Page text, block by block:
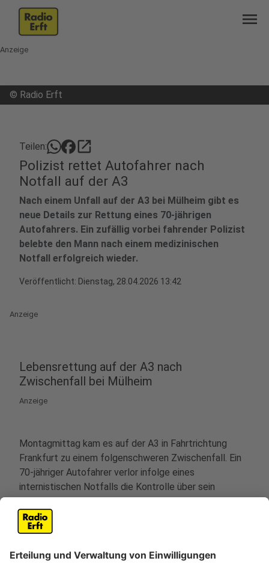
menu
Anzeige
© Radio Erft
Teilen: open_in_new
Polizist rettet Autofahrer nach
Notfall auf der A3
Nach einem Unfall auf der A3 bei Mülheim gibt es
neue Details zur Rettung eines 70-jährigen
Autofahrers. Ein zufällig vorbei fahrender Polizist
belebte den Mann nach einem medizinischen
Notfall erfolgreich wieder.
Veröffentlicht: Dienstag, 28.04.2026 13:42
Anzeige
Lebensrettung auf der A3 nach
Zwischenfall bei Mülheim
Anzeige
Montagmittag kam es auf der A3 in Fahrtrichtung
Frankfurt zu einem folgenschweren Zwischenfall. Ein
70-jähriger Autofahrer verlor infolge eines
internistischen Notfalls die Kontrolle über sein
Fahrzeug und prallte bei Mülheim gegen die
Leitplanken. Zufälligerweise waren zwei
Polizeibeamte in der Nähe der Unfallstelle und
handelte geistesgegenwärtig und zog den